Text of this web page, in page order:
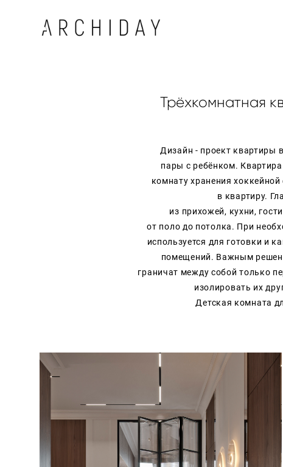
Трёхкомнатная
Дизайн - проект квартиры
пары с ребёнком.
комнату хранения
в квартиру.
из прихожей, кухни,
от поло до потолка. При
используется для готовки и
помещений. Важным
граничат между собой только
изолировать их
Детская комната